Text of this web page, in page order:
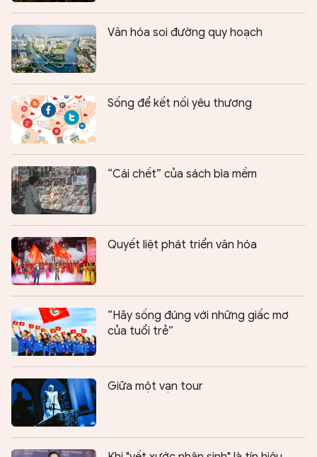
Văn hóa soi đường quy hoạch
Sống để kết nối yêu thương
“Cái chết” của sách bìa mềm
Quyết liệt phát triển văn hóa
“Hãy sống đúng với những giấc mơ
của tuổi trẻ”
Giữa một vạn tour